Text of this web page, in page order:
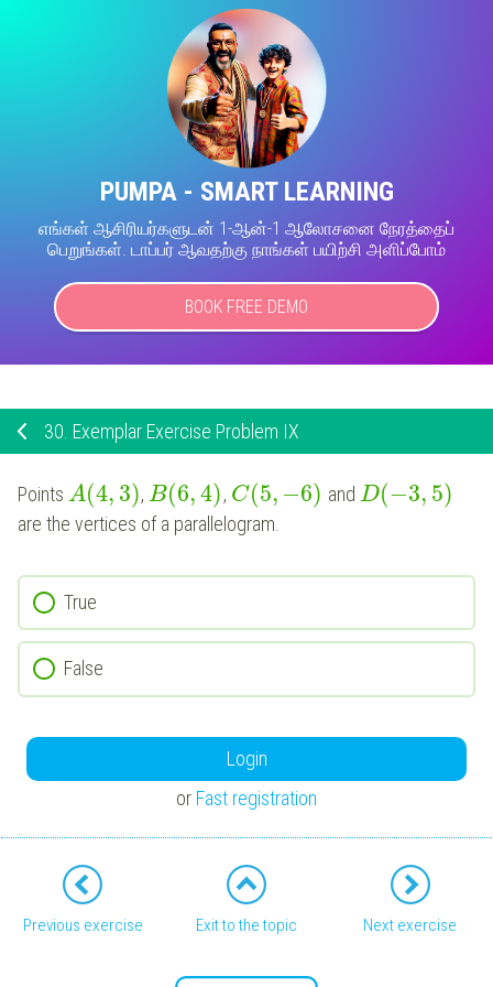
PUMPA - SMART LEARNING
எங்கள் ஆசிரியர்களுடன் 1-ஆன்-1 ஆலோசனை நேரத்தைப்
பெறுங்கள். டாப்பர் ஆவதற்கு நாங்கள் பயிற்சி அளிப்போம்
BOOK FREE DEMO
30. Exemplar Exercise Problem IX
Points A(4, 3), B(6,4), C(5, −6) and D(−3, 5)
are the vertices of a parallelogram.
True
False
Login
or Fast registration
Previous exercise Exit to the topic Next exercise